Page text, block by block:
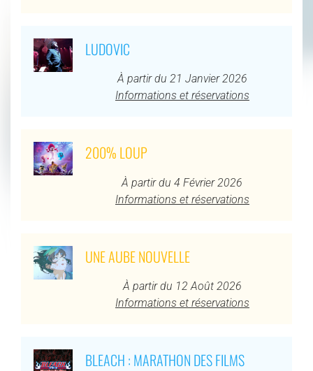
LUDOVIC
À partir du 21 Janvier 2026
Informations et réservations
200% LOUP
À partir du 4 Février 2026
Informations et réservations
UNE AUBE NOUVELLE
À partir du 12 Août 2026
Informations et réservations
BLEACH : MARATHON DES FILMS